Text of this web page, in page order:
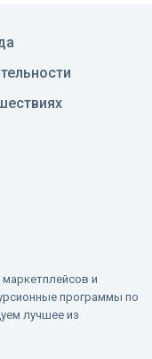
и
программы по
лучшее из